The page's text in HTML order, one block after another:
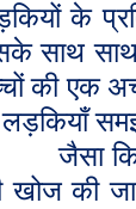
के
साथ
की एक
लड़कियाँ
जैसा
खोज की